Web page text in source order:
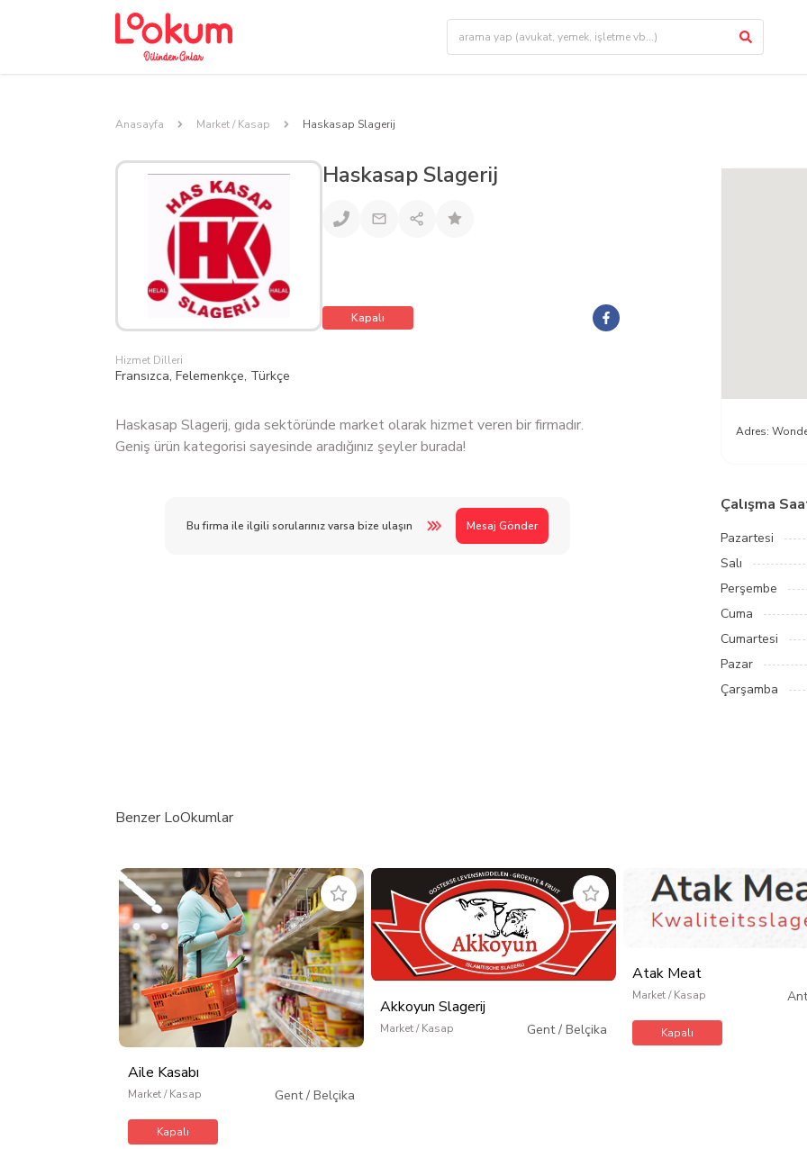
Anasayfa Market / Kasap Haskasap Slagerij
Haskasap Slagerij
Kapalı
Hizmet Dilleri
Fransızca, Felemenkçe, Türkçe
Haskasap Slagerij, gıda sektöründe market olarak hizmet veren bir firmadır.
Geniş ürün kategorisi sayesinde aradığınız şeyler burada!
Bu firma ile ilgili sorularınız varsa bize ulaşın Mesaj Gönder
Adres:
Çalışma
Pazartesi
Salı
Perşembe
Cuma
Cumartesi
Pazar
Çarşamba
Benzer LoOkumlar
Aile Kasabı
Market / Kasap Gent/ Belçika
Kapalı
Akkoyun Slagerij
Market / Kasap Gent/ Belçika
Atak Meat
Market / Kasap
Kapalı